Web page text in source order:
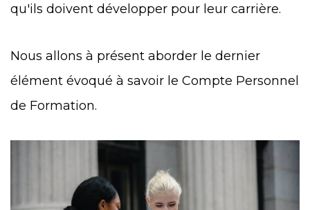
qu'ils doivent développer pour leur carrière.
Nous allons à présent aborder le dernier
élément évoqué à savoir le Compte Personnel
de Formation.